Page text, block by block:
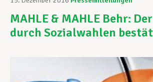
Ihre Rechte
Unterstützung im
MAHLE & MAHLE Behr:
durch Sozialwahlen